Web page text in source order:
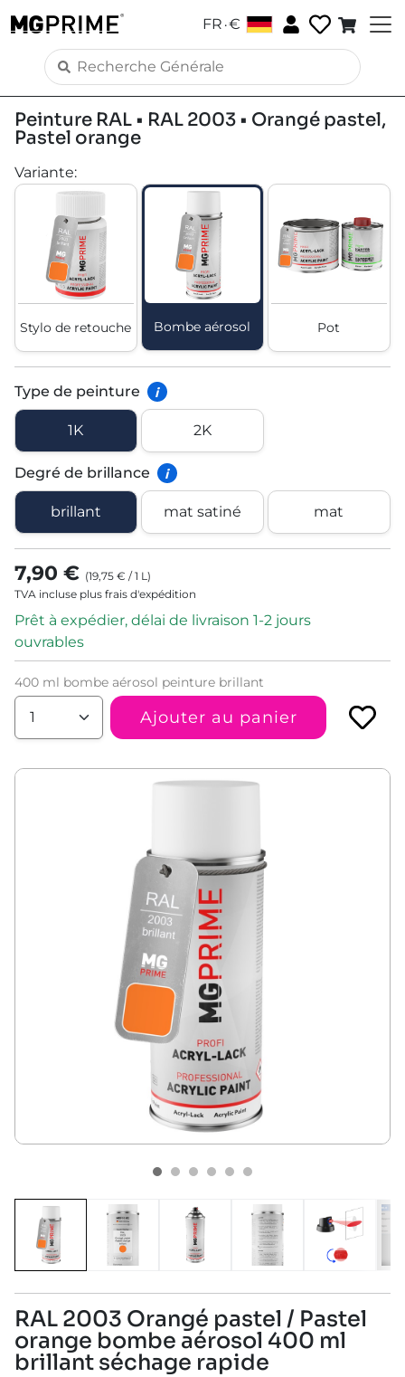
FR .€
Peinture RAL • RAL 2003 • Orangé pastel,
Pastel orange
Variante:
Stylo de retouche Bombe aérosol Pot
Type de peinture i
1K 2K
Degré de brillance i
brillant mat satiné mat
7,90 € (19,75 € /1 L )
TVA incluse plus frais d'expédition
Prêt à expédier, délai de livraison 1-2 jours
ouvrables
400 ml bombe aérosol peinture brillant
Ajouter au panier
RAL 2003 Orangé pastel / Pastel
orange bombe aérosol 400 ml
brillant séchage rapide